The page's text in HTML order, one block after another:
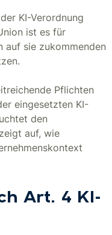
KI-Verordnung
ist es für
sie zukommenden
Pflichten
eingesetzten KI-
den
auf, wie
Art. 4 KI-